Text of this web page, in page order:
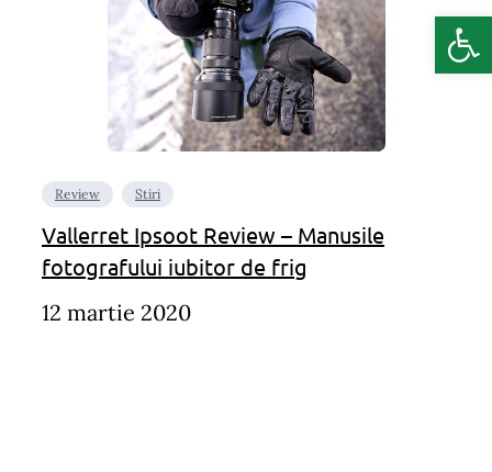
Review Stiri
Vallerret Ipsoot Review – Manusile
fotografului iubitor de frig
12 martie 2020